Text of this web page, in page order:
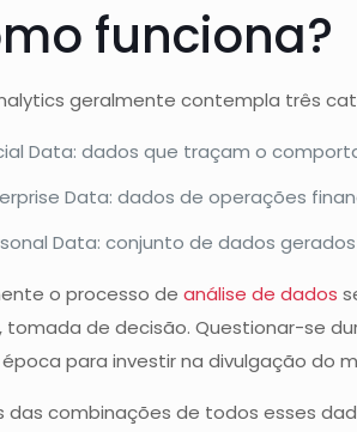
funciona?
geralmente contempla três
Data: dados que traçam o
Data: dados de operações
Data: conjunto de dados
o processo deanálise de dados
tomada de decisão. Questionar-se
para investir na divulgação do
das combinações de todos esses